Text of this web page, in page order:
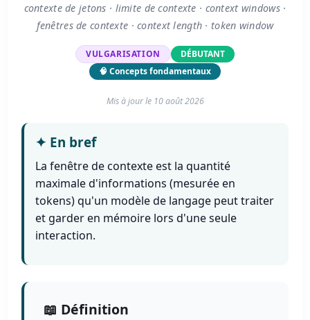
contexte de jetons · limite de contexte · context windows ·
fenêtres de contexte · context length · token window
VULGARISATION
DÉBUTANT
🧠 Concepts fondamentaux
Mis à jour le 10 août 2026
✦ En bref
La fenêtre de contexte est la quantité
maximale d'informations (mesurée en
tokens) qu'un modèle de langage peut traiter
et garder en mémoire lors d'une seule
interaction.
📖 Définition